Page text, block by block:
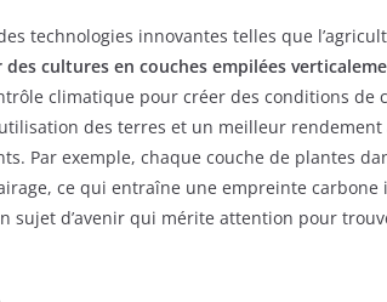
technologies innovantes telles que
cultures en couches empilées
climatique pour créer des conditions de
des terres et un meilleur rendement
Par exemple, chaque couche de plantes
ce qui entraîne une empreinte
sujet d’avenir qui mérite attention pour